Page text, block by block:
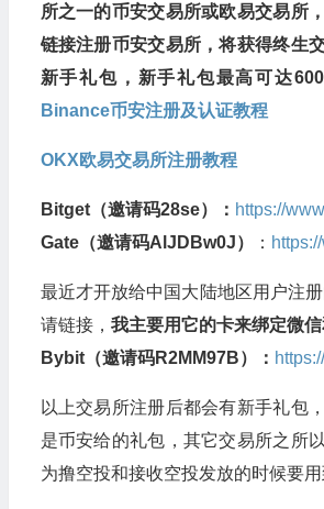
所之一的币安交易所或欧易交易所
链接注册币安交易所，将获得终生
新手礼包，新手礼包最高可达
Binance币安注册及认证教程
OKX欧易交易所注册教程
Bitget（邀请码28se）： https://
Gate（邀请码AlJDBw0J）
：
最近才开放给中国大陆地区用户注
请链接， 我主要用它的卡来绑定微信
Bybit（邀请码R2MM97B）：
以上交易所注册后都会有新手礼包
是币安给的礼包，其它交易所之所
为撸空投和接收空投发放的时候要用